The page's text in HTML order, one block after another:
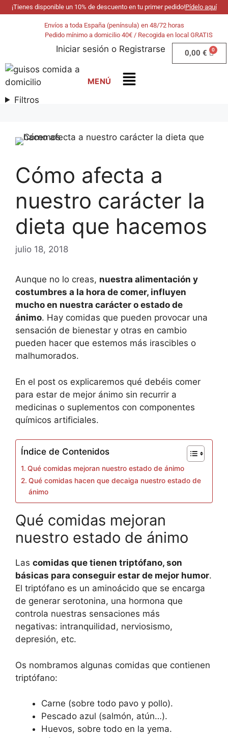
¡Tienes disponible un 10% de descuento en tu primer pedido!Pídelo aquí
Envíos a toda España (península) en 48/72 horas
Pedido mínimo a domicilio 40€ / Recogida en local GRATIS
Iniciar sesión o Registrarse 0,00 €
Filtros
Cómo afecta a
nuestro carácter la
dieta que hacemos
julio 18, 2018
Aunque no lo creas, nuestra alimentación y
costumbres a la hora de comer, influyen
mucho en nuestra carácter o estado de
ánimo. Hay comidas que pueden provocar una
sensación de bienestar y otras en cambio
pueden hacer que estemos más irascibles o
malhumorados.
En el post os explicaremos qué debéis comer
para estar de mejor ánimo sin recurrir a
medicinas o suplementos con componentes
químicos artificiales.
Índice de Contenidos
Qué comidas mejoran nuestro estado de ánimo
Qué comidas hacen que decaiga nuestro estado de
ánimo
Qué comidas mejoran
nuestro estado de ánimo
Las comidas que tienen triptófano, son
básicas para conseguir estar de mejor humor.
El triptófano es un aminoácido que se encarga
de generar serotonina, una hormona que
controla nuestras sensaciones más
negativas: intranquilidad, nerviosismo,
depresión, etc.
Os nombramos algunas comidas que contienen
triptófano:
Carne (sobre todo pavo y pollo).
Pescado azul (salmón, atún…).
Huevos, sobre todo en la yema.